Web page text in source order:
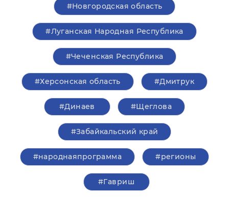
#Новгородская область
#Луганская Народная Республика
#Чеченская Республика
#Херсонская область #Дмитрук
#Динаев #Щеглова
#Забайкальский край
#народнаяпрограмма #регионы
#Гавриш